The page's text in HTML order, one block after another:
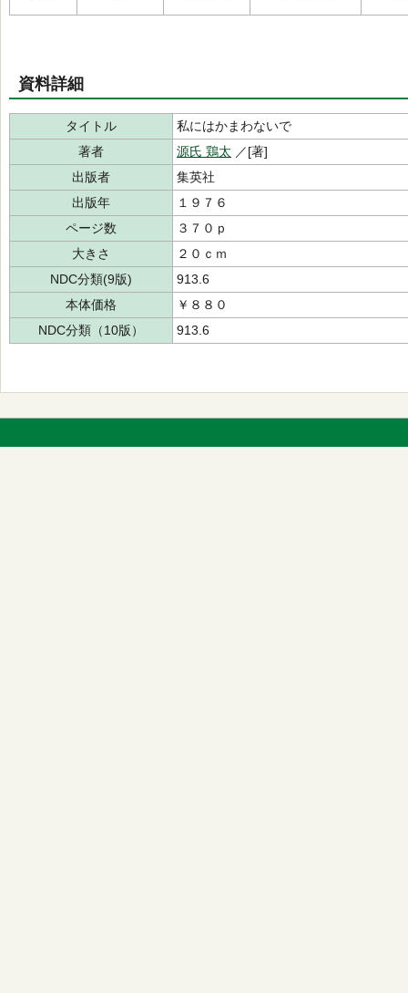
資料詳細
タイトル
私にはかまわないで
著者
源氏 鶏太 ／[著]
出版者
集英社
出版年
１９７６
ページ数
３７０ｐ
大きさ
２０ｃｍ
NDC分類(9版)
913.6
本体価格
￥８８０
NDC分類（10版）
913.6